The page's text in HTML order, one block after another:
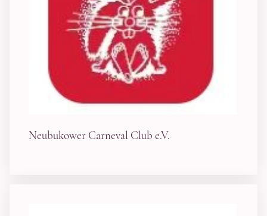
Neubukower Carneval Club e.V.